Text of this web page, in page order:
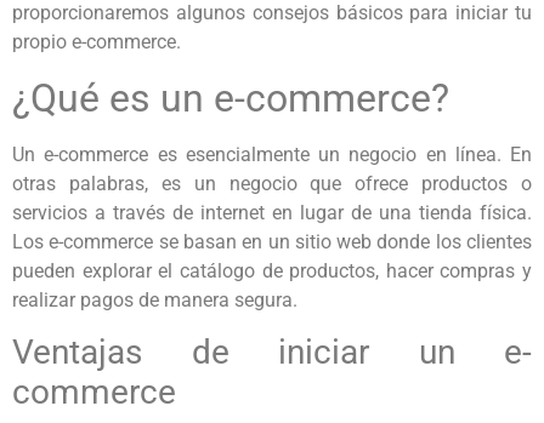
proporcionaremos algunos consejos básicos para iniciar tu
propio e-commerce.
¿Qué es un e-commerce?
Un e-commerce es esencialmente un negocio en línea. En
otras palabras, es un negocio que ofrece productos o
servicios a través de internet en lugar de una tienda física.
Los e-commerce se basan en un sitio web donde los clientes
pueden explorar el catálogo de productos, hacer compras y
realizar pagos de manera segura.
Ventajas de iniciar un e-
commerce